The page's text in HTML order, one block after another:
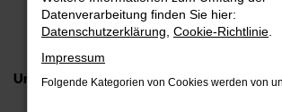
Kassenführung
Rechnungslegung
Unsere Anforderungen an Sie
Datenverarbeitung finden Sie hier:
Datenschutzerklärung Cookie-Richtlinie
Impressum
Folgende Kategorien von Cookies werden von